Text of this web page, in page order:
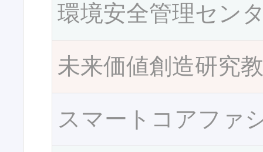
環境安全管理セン
未来価値創造研究
スマートコアファ